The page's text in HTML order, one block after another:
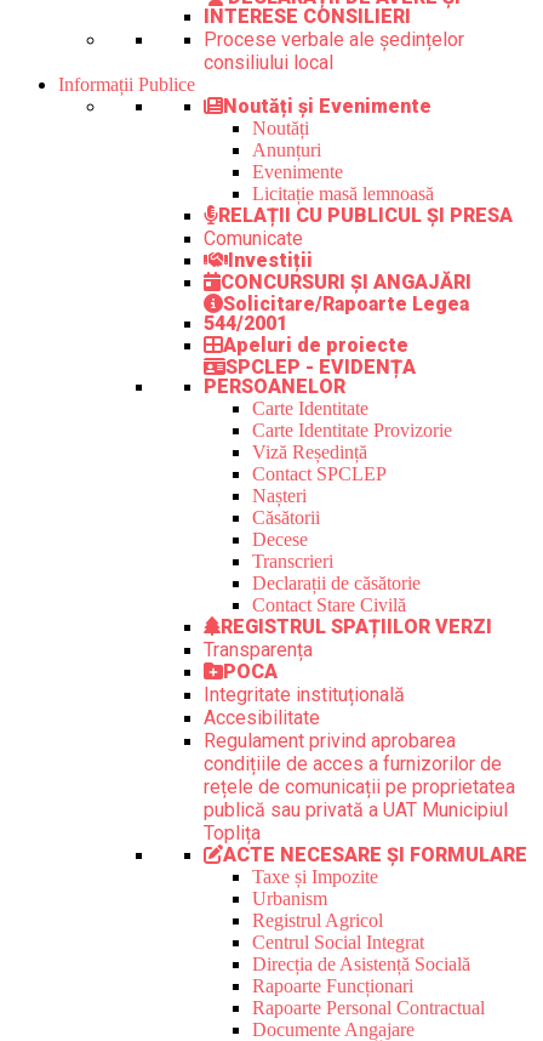
INTERESE CONSILIERI
Procese verbale ale ședințelor
consiliului local
Informații Publice
Noutăți și Evenimente
Noutăți
Anunțuri
Evenimente
Licitație masă lemnoasă
RELAȚII CU PUBLICUL ȘI PRESA
Comunicate
Investiții
CONCURSURI ȘI ANGAJĂRI
Solicitare/Rapoarte Legea
544/2001
Apeluri de proiecte
SPCLEP - EVIDENȚA
PERSOANELOR
Carte Identitate
Carte Identitate Provizorie
Viză Reședință
Contact SPCLEP
Nașteri
Căsătorii
Decese
Transcrieri
Declarații de căsătorie
Contact Stare Civilă
REGISTRUL SPAȚIILOR VERZI
Transparența
POCA
Integritate instituțională
Accesibilitate
Regulament privind aprobarea
condițiile de acces a furnizorilor de
rețele de comunicații pe proprietatea
publică sau privată a UAT Municipiul
Toplița
ACTE NECESARE ȘI FORMULARE
Taxe și Impozite
Urbanism
Registrul Agricol
Centrul Social Integrat
Direcția de Asistență Socială
Rapoarte Funcționari
Rapoarte Personal Contractual
Documente Angajare